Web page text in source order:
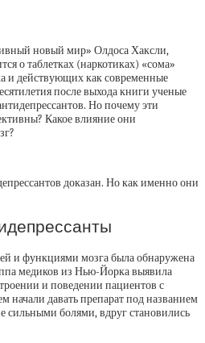
новый мир» Олдоса Хаксли,
о таблетках (наркотиках) «сома»
и действующих как современные
после выхода книги ученые
Но почему эти
Какое влияние они
доказан. Но как именно они
и функциями мозга была обнаружена
медиков из Нью-Йорка выявила
и поведении пациентов с
начали давать препарат под названием
болями, вдруг становились